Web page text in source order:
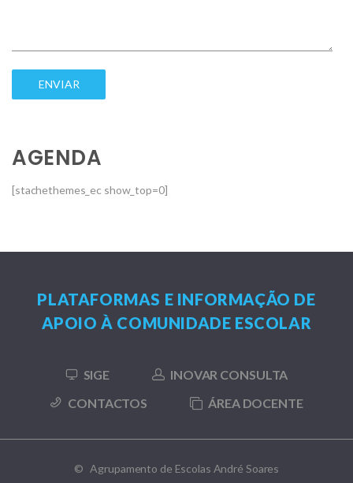
AGENDA
[stachethemes_ec show_top=0]
PLATAFORMAS E INFORMAÇÃO DE
APOIO À COMUNIDADE ESCOLAR
SIGE
INOVAR CONSULTA
CONTACTOS
ÁREA DOCENTE
© Agrupamento de Escolas André Soares